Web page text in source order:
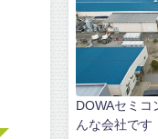
DOWAセミコ
んな会社です